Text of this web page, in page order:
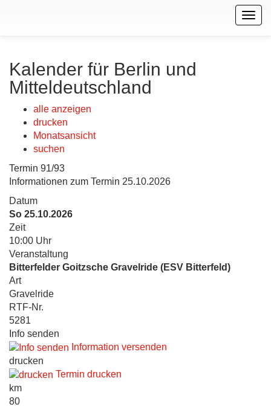
Kalender für Berlin und
Mitteldeutschland
alle anzeigen
drucken
Monatsansicht
suchen
Termin 91/93
Informationen zum Termin 25.10.2026
Datum
So 25.10.2026
Zeit
10:00 Uhr
Veranstaltung
Bitterfelder Goitzsche Gravelride (ESV Bitterfeld)
Art
Gravelride
RTF-Nr.
5281
Info senden
Information versenden
drucken
Termin drucken
km
80